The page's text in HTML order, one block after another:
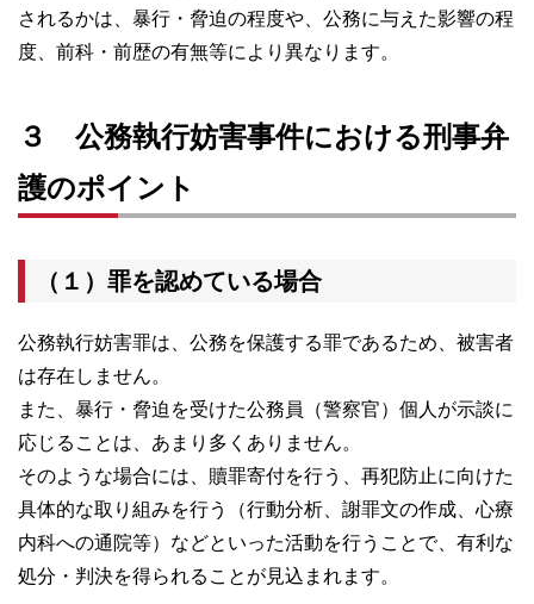
されるかは、暴行・脅迫の程度や、公務に与えた影響の程
度、前科・前歴の有無等により異なります。
３ 公務執行妨害事件における刑事弁
護のポイント
（１）罪を認めている場合
公務執行妨害罪は、公務を保護する罪であるため、被害者
は存在しません。
また、暴行・脅迫を受けた公務員（警察官）個人が示談に
応じることは、あまり多くありません。
そのような場合には、贖罪寄付を行う、再犯防止に向けた
具体的な取り組みを行う（行動分析、謝罪文の作成、心療
内科への通院等）などといった活動を行うことで、有利な
処分・判決を得られることが見込まれます。